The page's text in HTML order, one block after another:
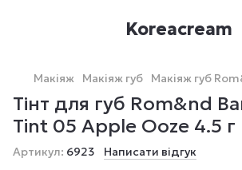
Koreacream
Макіяж Макіяж губ Макіяж губ
Тінт для губ Rom&nd
Tint 05 Apple Ooze 4.5 г
Артикул: 6923 Написати відгук